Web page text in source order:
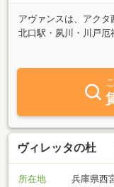
アヴァンスは、アク
北口駅・夙川・川戸
中心に不動産（売買
ヴィレッタの杜
所在地
兵庫県西